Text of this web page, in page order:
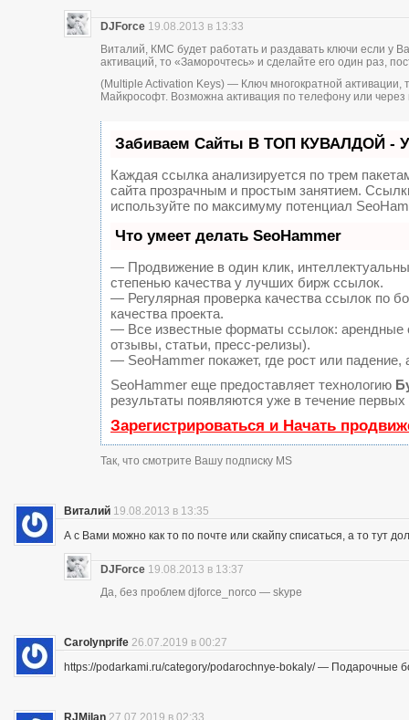
DJForce 19.08.2013 в 13:33
Виталий, КМС будет работать и раздавать ключи если у
активаций, то «Заморочтесь» и сделайте его один раз,
(Multiple Activation Keys) — Ключ многократной активации,
Майкрософт. Возможна активация по телефону или
Забиваем Сайты В ТОП КУВАЛДОЙ -
Каждая ссылка анализируется по трем
сайта прозрачным и простым занятием.
используйте по максимуму потенциал
Что умеет делать SeoHammer
— Продвижение в один клик,
степенью качества у лучших бирж ссылок.
— Регулярная проверка качества ссылок по
качества проекта.
— Все известные форматы ссылок: арендные
отзывы, статьи, пресс-релизы).
— SeoHammer покажет, где рост или
SeoHammer еще предоставляет технологию
результаты появляются уже в течение первых
Зарегистрироваться и Начать
Так, что смотрите Вашу подписку MS
Виталий 19.08.2013 в 13:35
А с Вами можно как то по почте или скайпу списаться, а то тут
DJForce 19.08.2013 в 13:37
Да, без проблем djforce_norco — skype
Carolynprife 26.07.2019 в 00:27
https://podarkami.ru/category/podarochnye-bokaly/ — Подарочные
RJMilan 27.07.2019 в 02:33